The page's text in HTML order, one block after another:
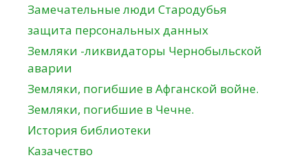
Замечательные люди Стародубья
защита персональных данных
Земляки -ликвидаторы Чернобыльской
аварии
Земляки, погибшие в Афганской войне.
Земляки, погибшие в Чечне.
История библиотеки
Казачество